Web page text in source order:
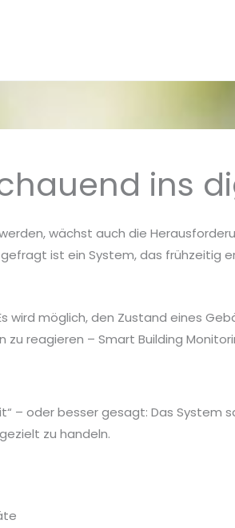
ins
wächst auch die
ist ein System, das frühzeitig
wird möglich, den Zustand eines
reagieren – Smart Building
– oder besser gesagt: Das
zu handeln.